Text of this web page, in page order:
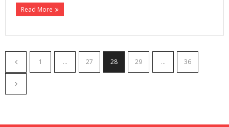
Read More
1 … 27 28 29 … 36